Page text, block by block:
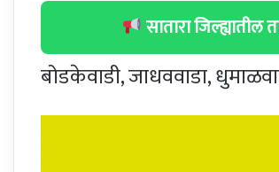
सातारा जिल्ह्यातील
बोडकेवाडी, जाधववाडा,